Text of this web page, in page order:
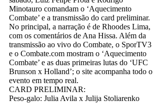
Minotauro comandam o ‘Aquecimento
Combate’ e a transmissão do card preliminar.
No principal, a narração é de Rhoodes Lima,
com os comentários de Ana Hissa. Além da
transmissão ao vivo do Combate, o SporTV3
e o Combate.com mostram o ‘Aquecimento
Combate’ e as duas primeiras lutas do ‘UFC
Brunson x Holland’; o site acompanha todo o
evento em tempo real.
CARD PRELIMINAR:
Peso-galo: Julia Avila x Julija Stoliarenko